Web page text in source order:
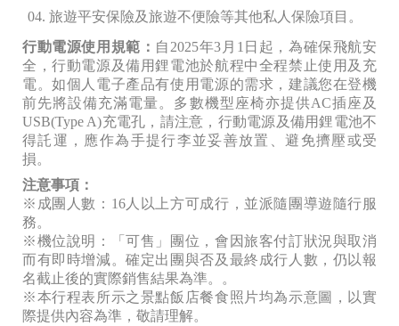
旅遊平安保險及旅遊不便險等其他私人保險項目。
行動電源使用規範： 自2025年3月1日起，為確保飛航安
全，行動電源及備用鋰電池於航程中全程禁止使用及充
電。如個人電子產品有使用電源的需求，建議您在登機
前先將設備充滿電量。多數機型座椅亦提供AC插座及
USB(Type A)充電孔，請注意，行動電源及備用鋰電池不
得託運，應作為手提行李並妥善放置、避免擠壓或受
損。
注意事項：
※成團人數：16人以上方可成行，並派隨團導遊隨行服
務。
※機位說明：「可售」團位，會因旅客付訂狀況與取消
而有即時增減。確定出團與否及最終成行人數，仍以報
名截止後的實際銷售結果為準。。
※本行程表所示之景點飯店餐食照片均為示意圖，以實
際提供內容為準，敬請理解。